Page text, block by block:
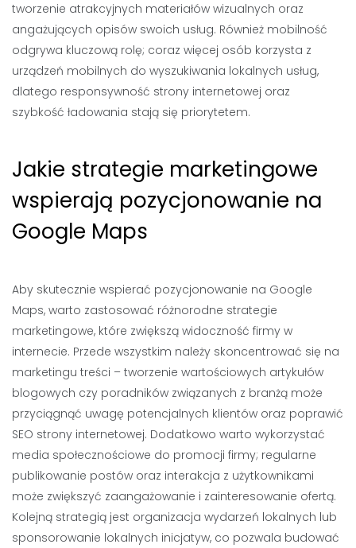
tworzenie atrakcyjnych materiałów wizualnych oraz
angażujących opisów swoich usług. Również mobilność
odgrywa kluczową rolę; coraz więcej osób korzysta z
urządzeń mobilnych do wyszukiwania lokalnych usług,
dlatego responsywność strony internetowej oraz
szybkość ładowania stają się priorytetem.
Jakie strategie marketingowe
wspierają pozycjonowanie na
Google Maps
Aby skutecznie wspierać pozycjonowanie na Google
Maps, warto zastosować różnorodne strategie
marketingowe, które zwiększą widoczność firmy w
internecie. Przede wszystkim należy skoncentrować się na
marketingu treści – tworzenie wartościowych artykułów
blogowych czy poradników związanych z branżą może
przyciągnąć uwagę potencjalnych klientów oraz poprawić
SEO strony internetowej. Dodatkowo warto wykorzystać
media społecznościowe do promocji firmy; regularne
publikowanie postów oraz interakcja z użytkownikami
może zwiększyć zaangażowanie i zainteresowanie ofertą.
Kolejną strategią jest organizacja wydarzeń lokalnych lub
sponsorowanie lokalnych inicjatyw, co pozwala budować